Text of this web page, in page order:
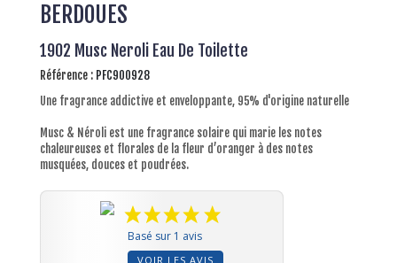
BERDOUES
1902 Musc Neroli Eau De Toilette
Référence : PFC900928
Une fragrance addictive et enveloppante, 95% d'origine naturelle
Musc & Néroli est une fragrance solaire qui marie les notes
chaleureuses et florales de la fleur d’oranger à des notes
musquées, douces et poudrées.
Basé sur 1 avis
VOIR LES AVIS